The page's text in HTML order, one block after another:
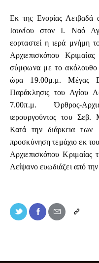
Εκ της Ενορίας Λειβαδά
Ιουνίου στον Ι. Ναό
εορταστεί η ιερά μνήμη
Αρχιεπισκόπου
σύμφωνα με το
ώρα 19.00μ.μ. Μέγας
Παράκλησις του Αγίου
7.00π.μ. Όρθρος-
ιερουργούντος του Σεβ.
Κατά την διάρκεια των
προσκύνηση τεμάχιο εκ
Αρχιεπισκόπου
Λείψανο ευωδιάζει από